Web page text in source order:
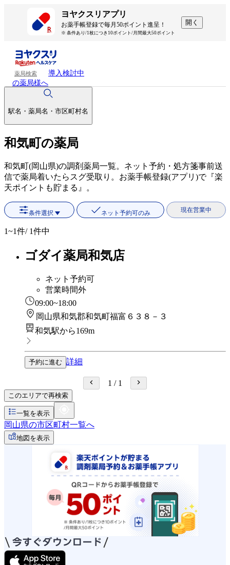
ヨヤクスリアプリ
お薬手帳登録で毎月50ポイント進呈！
※ 条件あり/1枚につき10ポイント/月間最大50ポイント
開く
薬局検索
導入検討中
の薬局様へ
駅名・薬局名・市区町村名
和気町の薬局
和気町(岡山県)の調剤薬局一覧。ネット予約・処方箋事前送
信で薬局着いたらスグ受取り。お薬手帳登録(アプリ)で『楽
天ポイントも貯まる』。
条件選択 ネット予約可のみ 現在営業中
1~1件/ 1件中
ゴダイ薬局和気店
ネット予約可
営業時間外
09:00~18:00
岡山県和気郡和気町福富６３８－３
和気駅から169m
予約に進む 詳細
1 / 1
このエリアで再検索
一覧を表示
岡山県の市区町村一覧へ
地図を表示